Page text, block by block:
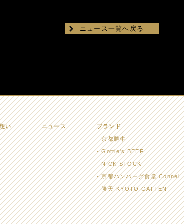
ニュース一覧へ戻る
い ニュース ブランド
京都勝牛
Gottie's BEEF
NICK STOCK
京都ハンバーグ食堂 Connel
勝天-KYOTO GATTEN-